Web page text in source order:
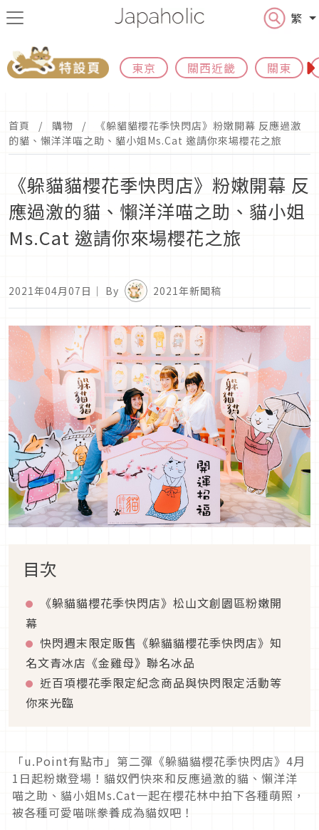
繁
東京 關西近畿 關東
首頁 購物
《躲貓貓櫻花季快閃店》粉嫩開幕 反應過激
的貓、懶洋洋喵之助、貓小姐Ms.Cat 邀請你來場櫻花之旅
《躲貓貓櫻花季快閃店》粉嫩開幕 反
應過激的貓、懶洋洋喵之助、貓小姐
Ms.Cat 邀請你來場櫻花之旅
2021年04月07日 ｜ By 2021年新聞稿
目次
《躲貓貓櫻花季快閃店》松山文創園區粉嫩開
幕
快閃週末限定販售《躲貓貓櫻花季快閃店》知
名文青冰店《金雞母》聯名冰品
近百項櫻花季限定紀念商品與快閃限定活動等
你來光臨
「u.Point有點市」第二彈《躲貓貓櫻花季快閃店》4月
1日起粉嫩登場！貓奴們快來和反應過激的貓、懶洋洋
喵之助、貓小姐Ms.Cat一起在櫻花林中拍下各種萌照，
被各種可愛喵咪豢養成為貓奴吧！